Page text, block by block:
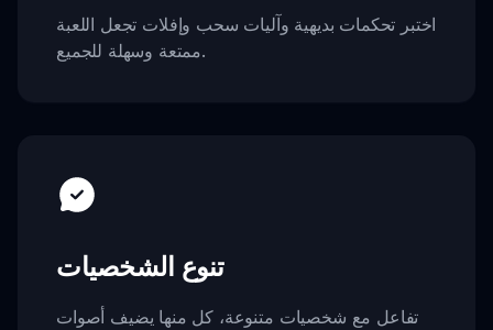
اختبر تحكمات بديهية وآليات سحب وإفلات تجعل اللعبة
ممتعة وسهلة للجميع.
تنوع الشخصيات
تفاعل مع شخصيات متنوعة، كل منها يضيف أصوات